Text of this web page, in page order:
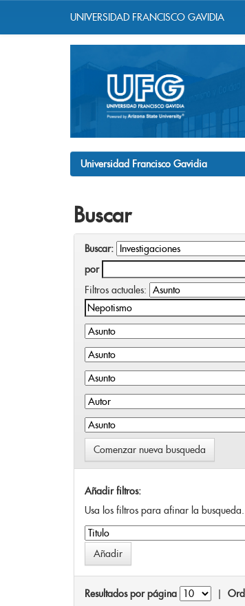
UNIVERSIDAD FRANCISCO GAVIDIA
Universidad Francisco Gavidia
Buscar
Buscar:
por
Filtros actuales:
Comenzar nueva busqueda
Añadir filtros:
Usa los filtros para afinar la busqueda.
Resultados por página